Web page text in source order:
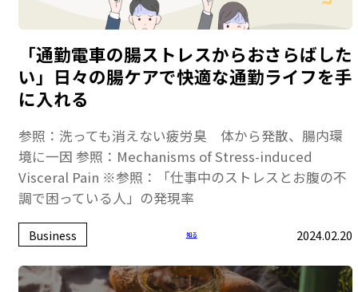
「通勤電車の腸ストレスからおさらばした
い」日々の腸ケアで快適な通勤ライフを手
に入れる
参照：洗っても消えない疲労臭 体から発散、腸内環
境に一因 参照：Mechanisms of Stress-induced
Visceral Pain ※参照：「仕事中のストレスとお腹の不
調で困っている人」の発現率
Business 知る 2024.02.20